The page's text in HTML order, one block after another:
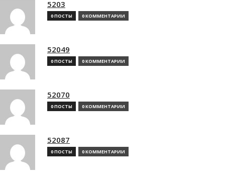
5203
0 ПОСТЫ 0 КОММЕНТАРИИ
52049
0 ПОСТЫ 0 КОММЕНТАРИИ
52070
0 ПОСТЫ 0 КОММЕНТАРИИ
52087
0 ПОСТЫ 0 КОММЕНТАРИИ